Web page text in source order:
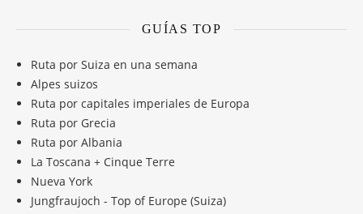
GUÍAS TOP
Ruta por Suiza en una semana
Alpes suizos
Ruta por capitales imperiales de Europa
Ruta por Grecia
Ruta por Albania
La Toscana + Cinque Terre
Nueva York
Jungfraujoch - Top of Europe (Suiza)